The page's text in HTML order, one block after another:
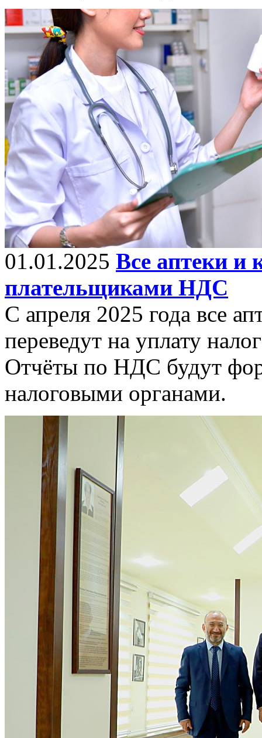
01.01.2025 Все аптеки и
плательщиками НДС
С апреля 2025 года все
переведут на уплату
Отчёты по НДС будут
налоговыми органами.